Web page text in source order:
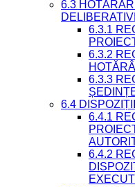
6.3
6.3.1
6.3.2
6.3.3
6.4
6.4.1
6.4.2